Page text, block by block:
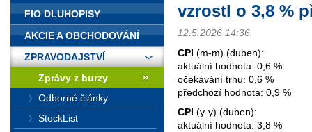
vzrostl o 3,8 %
12.5.2026 14:36
CPI (m-m) (duben):
aktuální hodnota: 0,6 %
očekávání trhu: 0,6 %
předchozí hodnota: 0,9 %
CPI (y-y) (duben):
aktuální hodnota: 3,8 %
FIO DLUHOPISY
AKCIE A OBCHODOVÁNÍ
ZPRAVODAJSTVÍ
Zprávy z burzy
Odborné články
StockList